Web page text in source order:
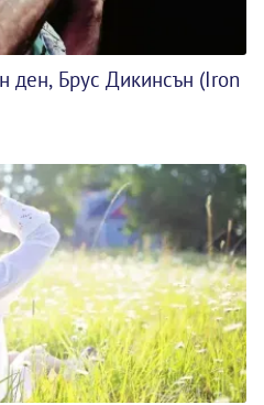
ден, Брус Дикинсън (Iron